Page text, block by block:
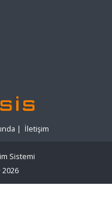
| İletişim
Sistemi